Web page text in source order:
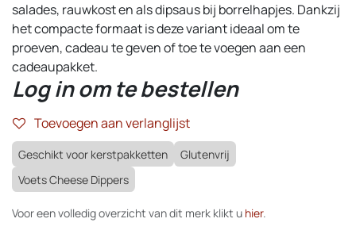
salades, rauwkost en als dipsaus bij borrelhapjes. Dankzij
het compacte formaat is deze variant ideaal om te
proeven, cadeau te geven of toe te voegen aan een
cadeaupakket.
Log in om te bestellen
Toevoegen aan verlanglijst
Geschikt voor kerstpakketten
Glutenvrij
Voets Cheese Dippers
Voor een volledig overzicht van dit merk klikt u hier.